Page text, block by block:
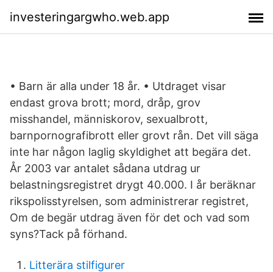
investeringargwho.web.app
• Barn är alla under 18 år. • Utdraget visar
endast grova brott; mord, dråp, grov
misshandel, människorov, sexualbrott,
barnpornografibrott eller grovt rån. Det vill säga
inte har någon laglig skyldighet att begära det.
År 2003 var antalet sådana utdrag ur
belastningsregistret drygt 40.000. I år beräknar
rikspolisstyrelsen, som administrerar registret,
Om de begär utdrag även för det och vad som
syns?Tack på förhand.
Litterära stilfigurer